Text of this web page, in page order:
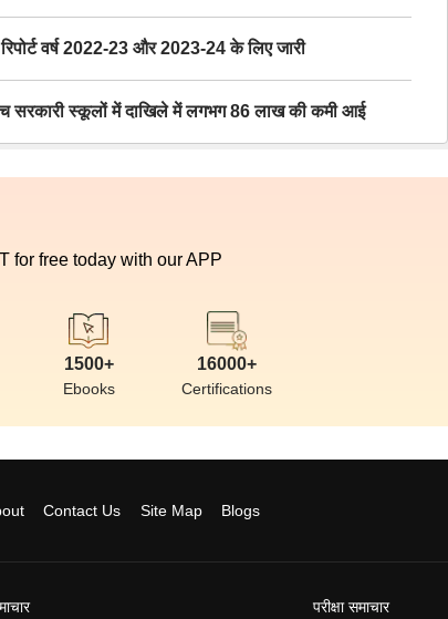
वर्ष 2022-23 और 2023-24 के लिए जारी
स्कूलों में दाखिले में लगभग 86 लाख की कमी आई
for free today with our APP
1500+
Ebooks
16000+
Certifications
Contact Us Site Map Blogs
परीक्षा समाचार